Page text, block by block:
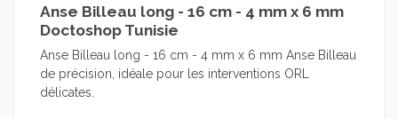
Anse Billeau long - 16 cm - 4 mm x 6 mm
Doctoshop Tunisie
Anse Billeau long - 16 cm - 4 mm x 6 mm Anse Billeau
de précision, idéale pour les interventions ORL
délicates.